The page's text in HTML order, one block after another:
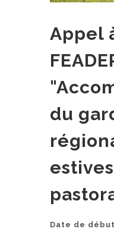
Appel
du
Date de